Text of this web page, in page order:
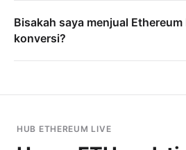
Bisakah saya menjual
konversi?
HUB ETHEREUM LIVE